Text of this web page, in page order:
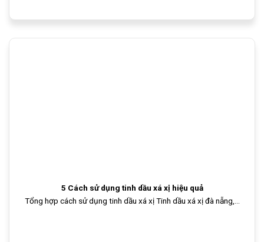
5 Cách sử dụng tinh dầu xá xị hiệu quả
Tổng hợp cách sử dụng tinh dầu xá xị Tinh dầu xá xị đà nẵng,...